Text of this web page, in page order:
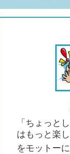
「ちょっと
はもっと楽
をモットー